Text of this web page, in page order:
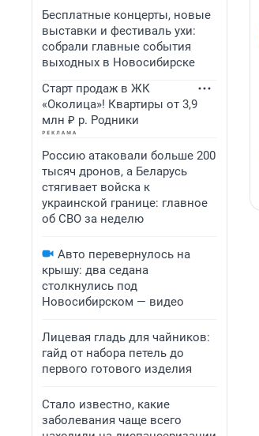
Бесплатные концерты, новые
выставки и фестиваль ухи:
собрали главные события
выходных в Новосибирске
Старт продаж в ЖК
«Околица»! Квартиры от 3,9
млн ₽ р. Родники
Россию атаковали больше 200
тысяч дронов, а Беларусь
стягивает войска к
украинской границе: главное
об СВО за неделю
Авто перевернулось на
крышу: два седана
столкнулись под
Новосибирском — видео
Лицевая гладь для чайников:
гайд от набора петель до
первого готового изделия
Стало известно, какие
заболевания чаще всего